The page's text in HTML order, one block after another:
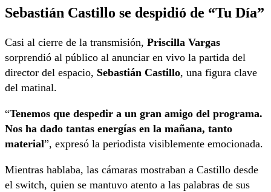
Sebastián Castillo se despidió de “Tu Día”
Casi al cierre de la transmisión, Priscilla Vargas
sorprendió al público al anunciar en vivo la partida del
director del espacio, Sebastián Castillo, una figura clave
del matinal.
“Tenemos que despedir a un gran amigo del programa.
Nos ha dado tantas energías en la mañana, tanto
material”, expresó la periodista visiblemente emocionada.
Mientras hablaba, las cámaras mostraban a Castillo desde
el switch, quien se mantuvo atento a las palabras de sus